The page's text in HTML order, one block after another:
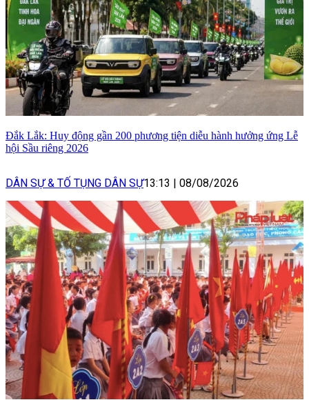
Đắk Lắk: Huy động gần 200 phương tiện diễu hành hưởng ứng Lễ
hội Sầu riêng 2026
DÂN SỰ & TỐ TỤNG DÂN SỰ13:13 08/08/2026